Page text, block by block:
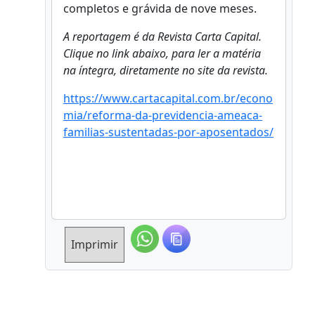
completos e grávida de nove meses.
A reportagem é da Revista Carta Capital.
Clique no link abaixo, para ler a matéria
na íntegra, diretamente no site da revista.
https://www.cartacapital.com.br/econo
mia/reforma-da-previdencia-ameaca-
familias-sustentadas-por-aposentados/
Imprimir